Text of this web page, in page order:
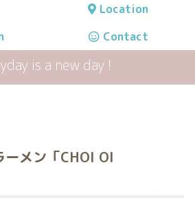
Location
Contact
is a new day !
ーメン「CHOI OI